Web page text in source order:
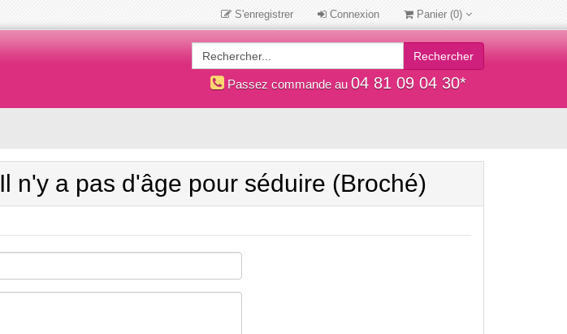
S'enregistrer Connexion Panier (0)
Rechercher
Passez commande au 04 81 09 04 30*
Il n'y a pas d'âge pour séduire (Broché)